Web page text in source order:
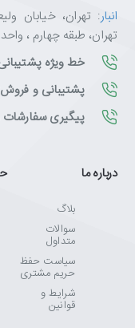
انبار: تهران، خیابان
تهران، طبقه چهارم ، واحد 12037
خط ویژه پشتیبانی و
پشتیبانی و فروش: 7-88228284-
پیگیری سفارشات و
درباره ما
بلاگ
سوالات
متداول
سیاست حفظ
حریم مشتری
شرایط و
قوانین